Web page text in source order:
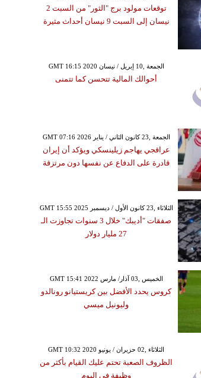
توقعات مولود برج "الثور" من السبت 2
نيسان إلى السبت 9 نيسان أحداث مثيرة
GMT 16:15 2020 الجمعة ,10 إبريل / نيسان
أحوالك المالية تتحسن كما تتمنى
GMT 07:16 2026 الجمعة ,23 كانون الثاني / يناير
عراقجي يهاجم زيلينسكي ويؤكد أن إيران
قادرة على الدفاع عن نفسها دون مرتزقة
GMT 15:55 2025 الثلاثاء ,23 كانون الأول / ديسمبر
صفقات "أديبك" خلال 3 سنوات تجاوزت الـ
27 مليار دولار
GMT 15:41 2022 الخميس ,03 آذار/ مارس
كروس يحدد الأفضل بين كريستيانو رونالدو
وليونيل ميسي
GMT 10:32 2020 الثلاثاء ,02 حزيران / يونيو
الظروف الصعبة تحتم عليك القيام بأكثر من
وظيفة في اليوم